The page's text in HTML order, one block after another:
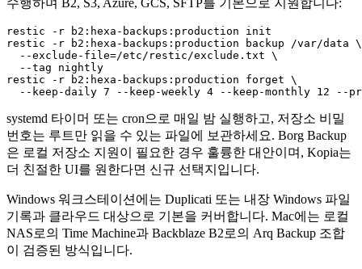
수행하며 B2, S3, Azure, GCS, SFTP를 기본으로 지원합니다:
restic -r b2:hexa-backups:production init
restic -r b2:hexa-backups:production backup /var/data \
  --exclude-file=/etc/restic/exclude.txt \
  --tag nightly
restic -r b2:hexa-backups:production forget \
systemd 타이머 또는 cron으로 매일 밤 실행하고, 저장소 비밀
번호는 루트만 읽을 수 있는 파일에 보관하세요. Borg Backup
은 로컬 저장소 지원이 필요한 경우 훌륭한 대안이며, Kopia는
더 친절한 UI를 원한다면 신규 선택지입니다.
Windows 워크스테이션에는 Duplicati 또는 내장 Windows 파일
기록과 클라우드 대상으로 기본을 커버합니다. Mac에는 로컬
NAS로의 Time Machine과 Backblaze B2로의 Arq Backup 조합
이 검증된 방식입니다.